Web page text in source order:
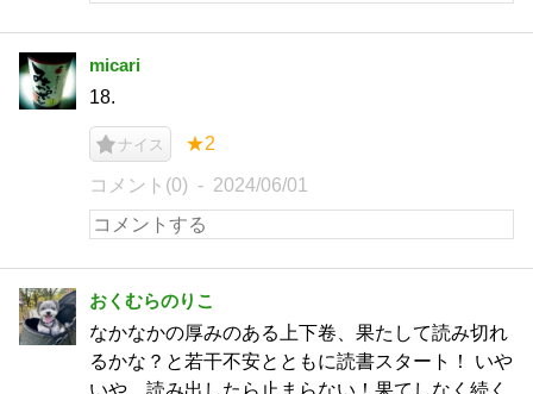
micari
18.
ナイス ★2
コメント(0) 2024/06/01
おくむらのりこ
なかなかの厚みのある上下卷、果たして読み切れ
るかな？と若干不安とともに読書スタート！ いや
いや、読み出したら止まらない！果てしなく続く